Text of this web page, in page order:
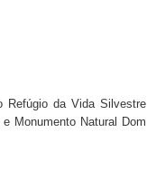
Refúgio da Vida Silvestre
Monumento Natural Dom